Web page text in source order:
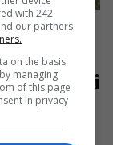
în
două
curaj și
with 242
our partners
on the basis
managing
of this page
in privacy